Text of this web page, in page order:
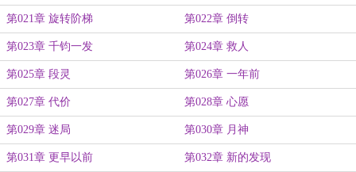
第021章 旋转阶梯 第022章 倒转
第023章 千钧一发 第024章 救人
第025章 段灵 第026章 一年前
第027章 代价 第028章 心愿
第029章 迷局 第030章 月神
第031章 更早以前 第032章 新的发现